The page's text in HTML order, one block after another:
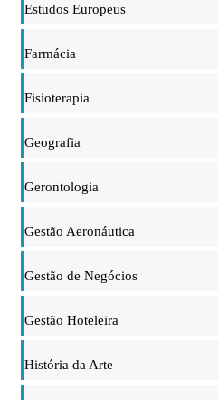
Estudos Europeus
Farmácia
Fisioterapia
Geografia
Gerontologia
Gestão Aeronáutica
Gestão de Negócios
Gestão Hoteleira
História da Arte